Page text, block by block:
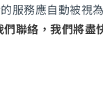
服務應自動被視
聯絡，我們將盡